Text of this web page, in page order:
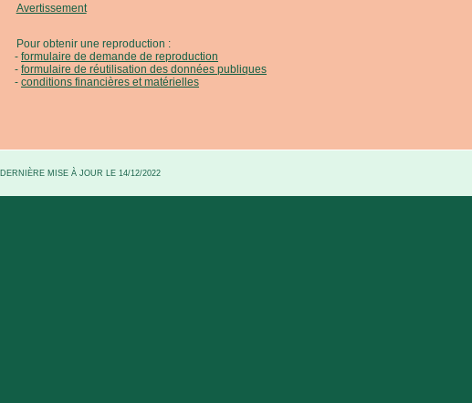
Avertissement
Pour obtenir une reproduction :
formulaire de demande de reproduction
formulaire de réutilisation des données publiques
conditions financières et matérielles
DERNIÈRE MISE À JOUR LE 14/12/2022